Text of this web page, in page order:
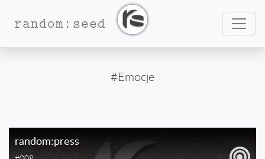
random:seed
#Emocje
random:press